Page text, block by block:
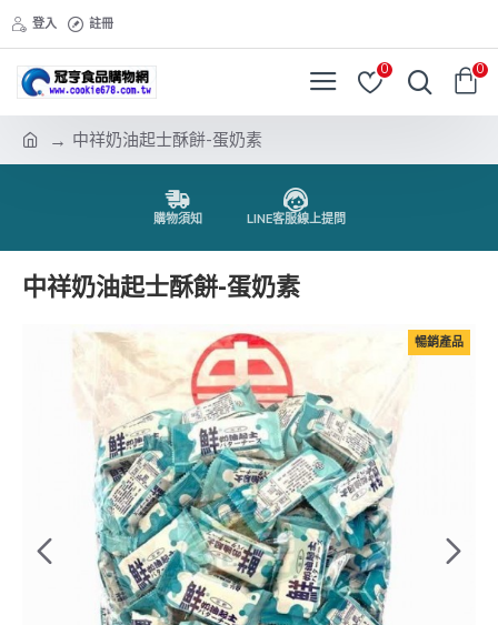
登入 註冊
0 0
中祥奶油起士酥餅-蛋奶素
購物須知 LINE客服線上提問
中祥奶油起士酥餅-蛋奶素
暢銷產品